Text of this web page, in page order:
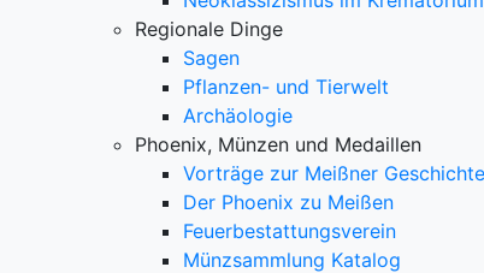
Regionale Dinge
Sagen
Pflanzen- und Tierwelt
Archäologie
Phoenix, Münzen und Medaillen
Vorträge zur Meißner Geschichte
Der Phoenix zu Meißen
Feuerbestattungsverein
Münzsammlung Katalog